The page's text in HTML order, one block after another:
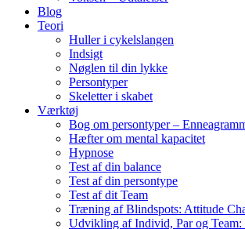
Blog
Teori
Huller i cykelslangen
Indsigt
Nøglen til din lykke
Persontyper
Skeletter i skabet
Værktøj
Bog om persontyper –
Hæfter om mental kapacitet
Hypnose
Test af din balance
Test af din persontype
Test af dit Team
Træning af Blindspots: Attitude
Udvikling af Individ, Par og